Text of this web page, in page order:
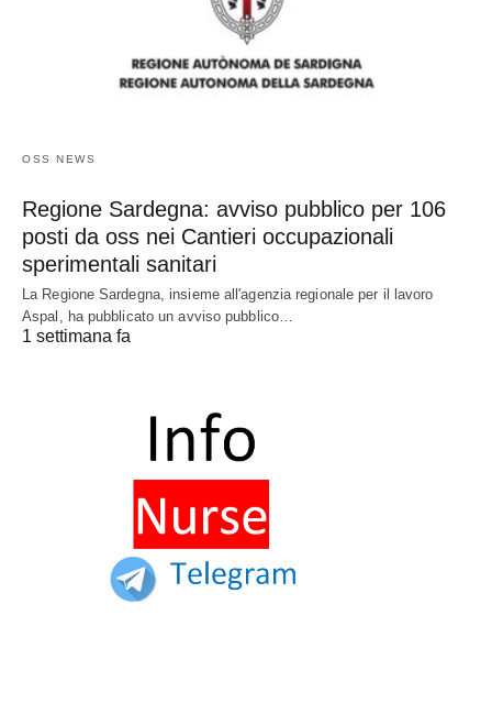
OSS NEWS
Regione Sardegna: avviso pubblico per 106
posti da oss nei Cantieri occupazionali
sperimentali sanitari
La Regione Sardegna, insieme all'agenzia regionale per il lavoro
Aspal, ha pubblicato un avviso pubblico…
1 settimana fa